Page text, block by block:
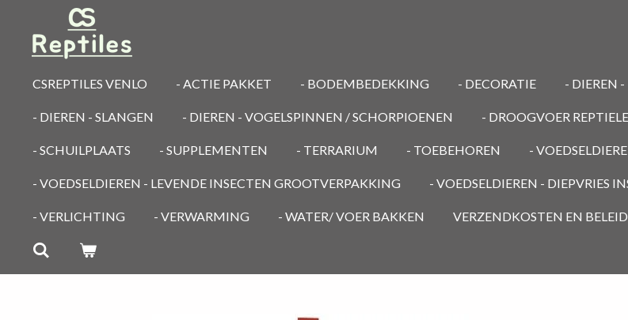
direct
CSREPTILES VENLO - ACTIE PAKKET - BODEMBEDEKKING - DECORATIE - DIEREN
- DIEREN - SLANGEN - DIEREN - VOGELSPINNEN / SCHORPIOENEN - DROOGVOER
- SCHUILPLAATS - SUPPLEMENTEN - TERRARIUM - TOEBEHOREN -
- VOEDSELDIEREN - LEVENDE INSECTEN GROOTVERPAKKING - VOEDSELDIEREN - DIEPVRIES
- VERLICHTING - VERWARMING - WATER/ VOER BAKKEN VERZENDKOSTEN EN BELEID